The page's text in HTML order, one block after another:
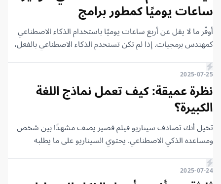
فلنبدأ.
ساعات يوميًا كمطور برامج
أوفّر ما لا يقل عن أربع ساعات يوميًا باستخدام الذكاء الاصطناعي
كمهندس برمجيات. إذا لم تكن تستخدم الذكاء الاصطناعي بالفعل،
Claude في كل جانب من جوانب سير عملي لأصبح مهندس2025-07-25
نظرة عميقة: كيف تعمل نماذج اللغة
الكبيرة؟
تخيل أنك تصادف سيناريو فيلم قصير يصف مشهدًا بين شخص
ومساعده الذكي الاصطناعي. يحتوي السيناريو على ما يطلبه
ممزقة. لنفترض أن لديك أيضًا آلة سحرية قوية يمكنها أخذ أي نص
وتقديم تنبؤ معقول بالكلمة التالية. يمكنك حينها إكمال السيناريو
2025-07-24